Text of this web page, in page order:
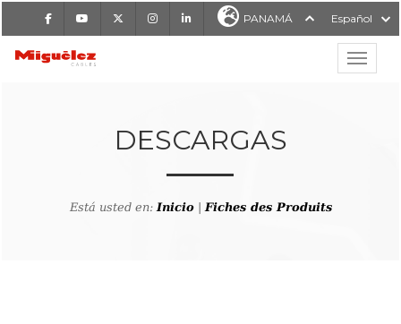
FacebookYoutube InstagramLinkedIn PANAMÁ Español
MIGUÉLEZ CABLES
DESCARGAS
Está usted en:Inicio|Fiches des Produits